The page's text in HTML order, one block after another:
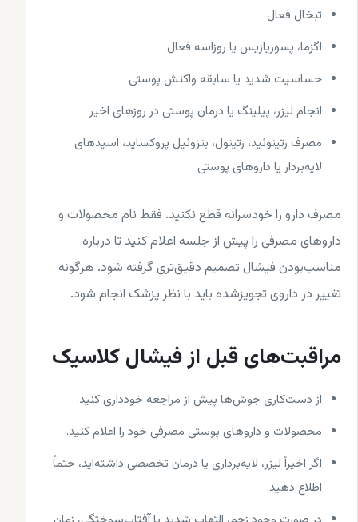
تبخال فعال
اگزما، پسوریازیس یا روزاسه فعال
حساسیت شدید یا سابقه واکنش پوستی
انجام لیزر، پیلینگ یا درمان پوستی در روزهای اخیر
مصرف رتینوئید، رتینول، بنزوئیل پروکساید، اسیدهای
لایه‌بردار یا داروهای پوستی
مصرف دارو را خودسرانه قطع نکنید. فقط نام محصولات و
داروهای مصرفی را پیش از جلسه اعلام کنید تا درباره
مناسب‌بودن فیشال تصمیم دقیق‌تری گرفته شود. هرگونه
تغییر در داروی تجویزشده باید با نظر پزشک انجام شود.
مراقبت‌های قبل از فیشال کلاسیک
از دست‌کاری جوش‌ها پیش از مراجعه خودداری کنید.
محصولات و داروهای پوستی مصرفی خود را اعلام کنید.
اگر اخیراً لیزر، لایه‌برداری یا درمان تخصصی داشته‌اید، حتماً
اطلاع دهید.